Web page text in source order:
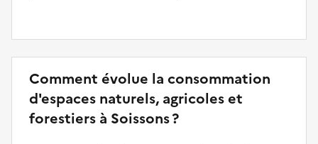
Comment évolue la consommation
d'espaces naturels, agricoles et
forestiers à Soissons ?